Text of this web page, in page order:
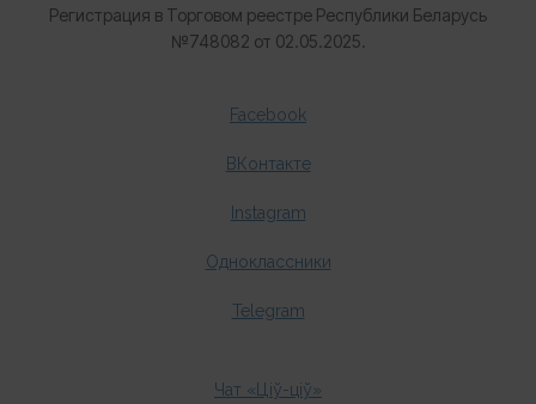
Регистрация в Торговом реестре Республики Беларусь
№748082 от 02.05.2025.
Facebook
ВКонтакте
Instagram
Одноклассники
Telegram
Чат «Ціў-ціў»